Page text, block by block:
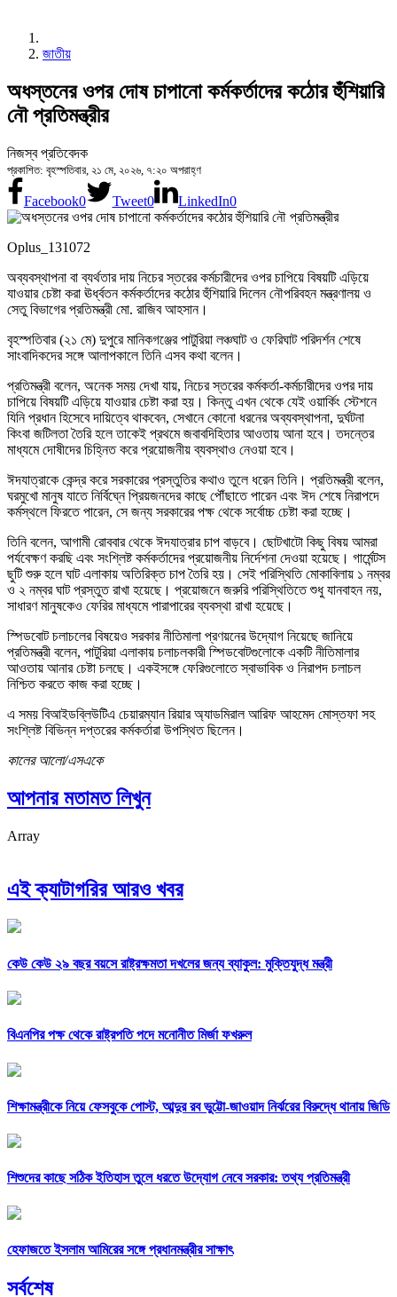
জাতীয়
অধস্তনের ওপর দোষ চাপানো কর্মকর্তাদের কঠোর হুঁশিয়ারি
নৌ প্রতিমন্ত্রীর
নিজস্ব প্রতিবেদক
প্রকাশিত: বৃহস্পতিবার, ২১ মে, ২০২৬, ৭:২০ অপরাহ্ণ
Facebook0 Tweet0 LinkedIn0
Oplus_131072
অব্যবস্থাপনা বা ব্যর্থতার দায় নিচের স্তরের কর্মচারীদের ওপর চাপিয়ে বিষয়টি এড়িয়ে
যাওয়ার চেষ্টা করা ঊর্ধ্বতন কর্মকর্তাদের কঠোর হুঁশিয়ারি দিলেন নৌপরিবহন মন্ত্রণালয় ও
সেতু বিভাগের প্রতিমন্ত্রী মো. রাজিব আহসান।
বৃহস্পতিবার (২১ মে) দুপুরে মানিকগঞ্জের পাটুরিয়া লঞ্চঘাট ও ফেরিঘাট পরিদর্শন শেষে
সাংবাদিকদের সঙ্গে আলাপকালে তিনি এসব কথা বলেন।
প্রতিমন্ত্রী বলেন, অনেক সময় দেখা যায়, নিচের স্তরের কর্মকর্তা-কর্মচারীদের ওপর দায়
চাপিয়ে বিষয়টি এড়িয়ে যাওয়ার চেষ্টা করা হয়। কিন্তু এখন থেকে যেই ওয়ার্কিং স্টেশনে
যিনি প্রধান হিসেবে দায়িত্বে থাকবেন, সেখানে কোনো ধরনের অব্যবস্থাপনা, দুর্ঘটনা
কিংবা জটিলতা তৈরি হলে তাকেই প্রথমে জবাবদিহিতার আওতায় আনা হবে। তদন্তের
মাধ্যমে দোষীদের চিহ্নিত করে প্রয়োজনীয় ব্যবস্থাও নেওয়া হবে।
ঈদযাত্রাকে কেন্দ্র করে সরকারের প্রস্তুতির কথাও তুলে ধরেন তিনি। প্রতিমন্ত্রী বলেন,
ঘরমুখো মানুষ যাতে নির্বিঘ্নে প্রিয়জনদের কাছে পৌঁছাতে পারেন এবং ঈদ শেষে নিরাপদে
কর্মস্থলে ফিরতে পারেন, সে জন্য সরকারের পক্ষ থেকে সর্বোচ্চ চেষ্টা করা হচ্ছে।
তিনি বলেন, আগামী রোববার থেকে ঈদযাত্রার চাপ বাড়বে। ছোটখাটো কিছু বিষয় আমরা
পর্যবেক্ষণ করছি এবং সংশ্লিষ্ট কর্মকর্তাদের প্রয়োজনীয় নির্দেশনা দেওয়া হয়েছে। গার্মেন্টস
ছুটি শুরু হলে ঘাট এলাকায় অতিরিক্ত চাপ তৈরি হয়। সেই পরিস্থিতি মোকাবিলায় ১ নম্বর
ও ২ নম্বর ঘাট প্রস্তুত রাখা হয়েছে। প্রয়োজনে জরুরি পরিস্থিতিতে শুধু যানবাহন নয়,
সাধারণ মানুষকেও ফেরির মাধ্যমে পারাপারের ব্যবস্থা রাখা হয়েছে।
স্পিডবোট চলাচলের বিষয়েও সরকার নীতিমালা প্রণয়নের উদ্যোগ নিয়েছে জানিয়ে
প্রতিমন্ত্রী বলেন, পাটুরিয়া এলাকায় চলাচলকারী স্পিডবোটগুলোকে একটি নীতিমালার
আওতায় আনার চেষ্টা চলছে। একইসঙ্গে ফেরিগুলোতে স্বাভাবিক ও নিরাপদ চলাচল
নিশ্চিত করতে কাজ করা হচ্ছে।
এ সময় বিআইডব্লিউটিএ চেয়ারম্যান রিয়ার অ্যাডমিরাল আরিফ আহমেদ মোস্তফা সহ
সংশ্লিষ্ট বিভিন্ন দপ্তরের কর্মকর্তারা উপস্থিত ছিলেন।
কালের আলো/এসএকে
আপনার মতামত লিখুন
Array
এই ক্যাটাগরির আরও খবর
কেউ কেউ ২৯ বছর বয়সে রাষ্ট্রক্ষমতা দখলের জন্য ব্যাকুল: মুক্তিযুদ্ধ মন্ত্রী
বিএনপির পক্ষ থেকে রাষ্ট্রপতি পদে মনোনীত মির্জা ফখরুল
শিক্ষামন্ত্রীকে নিয়ে ফেসবুকে পোস্ট, আব্দুর রব ভুট্টো-জাওয়াদ নির্ঝরের বিরুদ্ধে থানায় জিডি
শিশুদের কাছে সঠিক ইতিহাস তুলে ধরতে উদ্যোগ নেবে সরকার: তথ্য প্রতিমন্ত্রী
হেফাজতে ইসলাম আমিরের সঙ্গে প্রধানমন্ত্রীর সাক্ষাৎ
সর্বশেষ